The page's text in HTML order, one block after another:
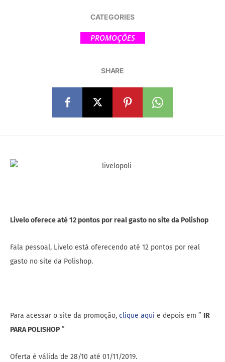
CATEGORIES
PROMOÇÕES
SHARE
Livelo oferece até 12 pontos por real gasto no site da Polishop
Fala pessoal, Livelo está oferecendo até 12 pontos por real
gasto no site da Polishop.
Para acessar o site da promoção, clique aqui e depois em ” IR
PARA POLISHOP ”
Oferta é válida de 28/10 até 01/11/2019.